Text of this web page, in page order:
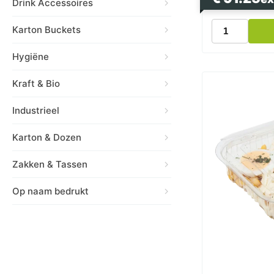
Drink Accessoires
Karton Buckets
Hygiëne
Kraft & Bio
Industrieel
Karton & Dozen
Zakken & Tassen
Op naam bedrukt
Saladebak
met